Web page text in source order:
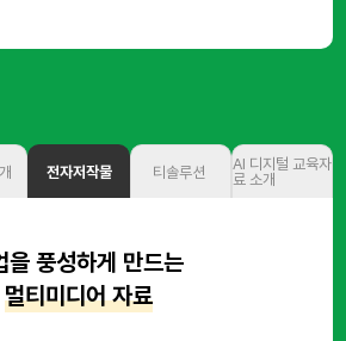
전자저작물 티솔루션
AI 디지털 교육자
료 소개
을 풍성하게 만드는
멀티미디어 자료